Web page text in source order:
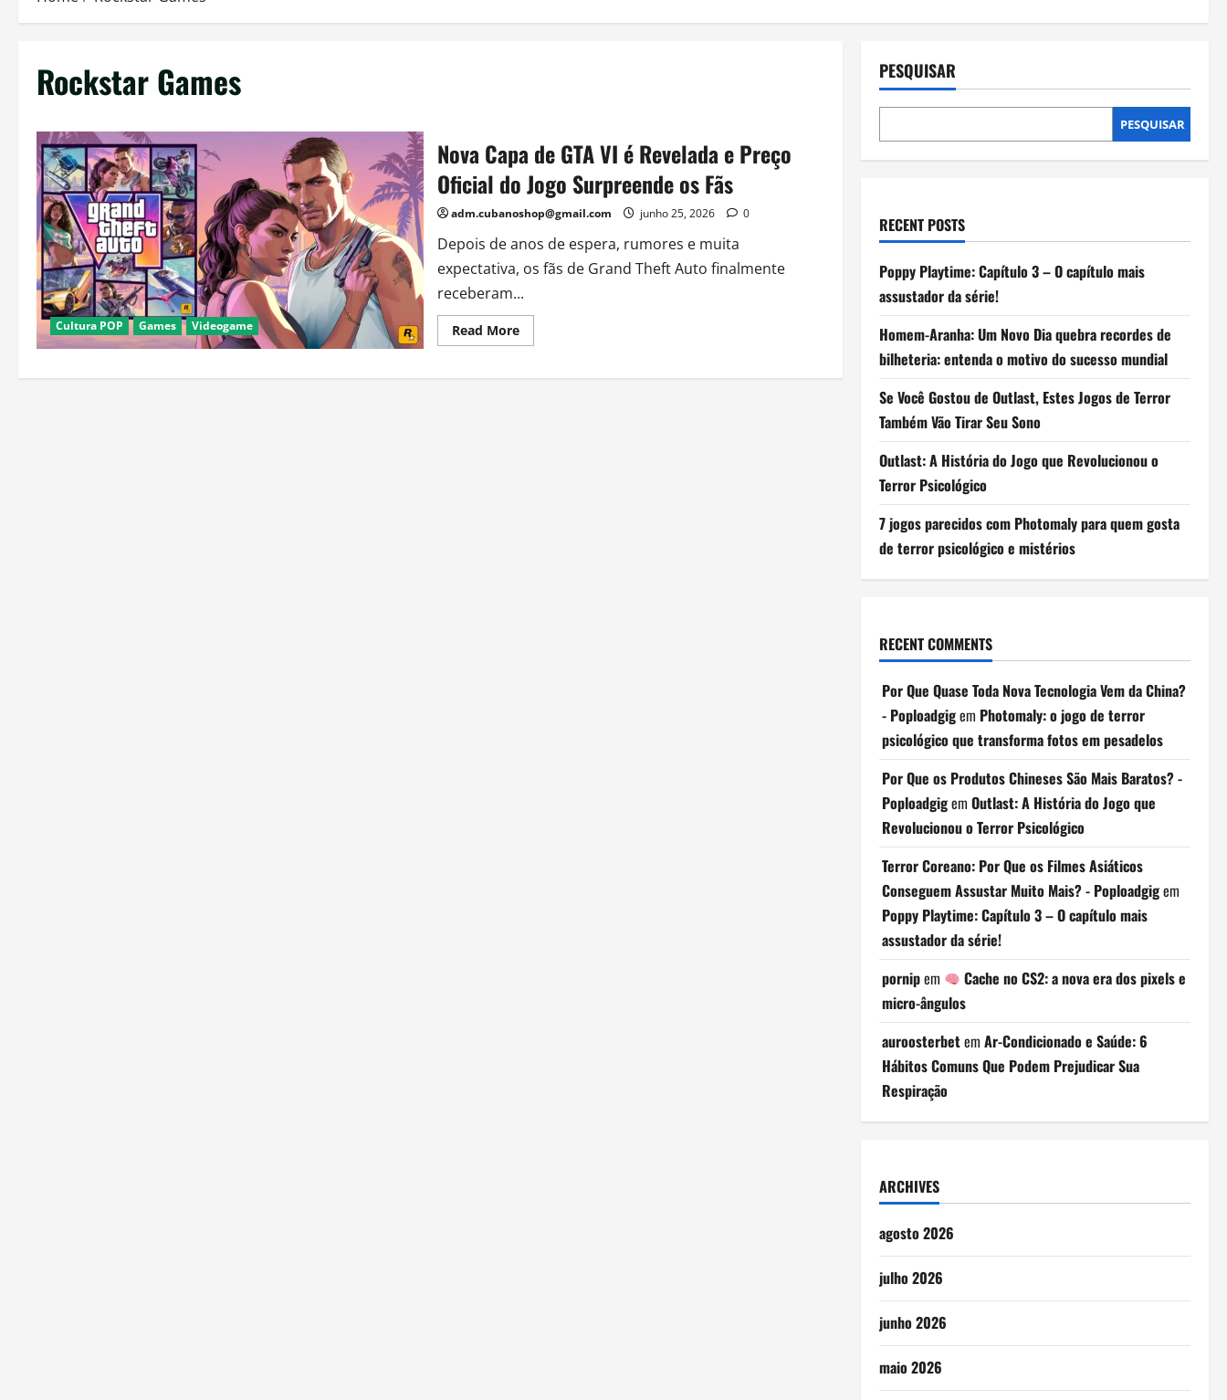
Rockstar Games
Cultura POP Games Videogame
Nova Capa de GTA VI é Revelada e Preço
Oficial do Jogo Surpreende os Fãs
adm.cubanoshop@gmail.com junho 25, 2026 0
Depois de anos de espera, rumores e muita
expectativa, os fãs de Grand Theft Auto finalmente
receberam...
Read MoreRead
more
Capa
PESQUISAR
PESQUISAR
RECENT POSTS
Poppy Playtime: Capítulo 3 – O capítulo mais
assustador da série!
Homem-Aranha: Um Novo Dia quebra recordes de
bilheteria: entenda o motivo do sucesso mundial
Se Você Gostou de Outlast, Estes Jogos de Terror
Também Vão Tirar Seu Sono
Outlast: A História do Jogo que Revolucionou o
Terror Psicológico
7 jogos parecidos com Photomaly para quem gosta
de terror psicológico e mistérios
RECENT COMMENTS
Por Que Quase Toda Nova Tecnologia Vem da China?
- Poploadgigem Photomaly: o jogo de terror
psicológico que transforma fotos em pesadelos
Por Que os Produtos Chineses São Mais Baratos? -
Poploadgigem Outlast: A História do Jogo que
Revolucionou o Terror Psicológico
Terror Coreano: Por Que os Filmes Asiáticos
Conseguem Assustar Muito Mais? - Poploadgigem
Poppy Playtime: Capítulo 3 – O capítulo mais
assustador da série!
pornipem
Cache no CS2: a nova era dos pixels e
micro-ângulos
auroosterbetem Ar-Condicionado e Saúde: 6
Hábitos Comuns Que Podem Prejudicar Sua
Respiração
ARCHIVES
agosto 2026
julho 2026
junho 2026
maio 2026